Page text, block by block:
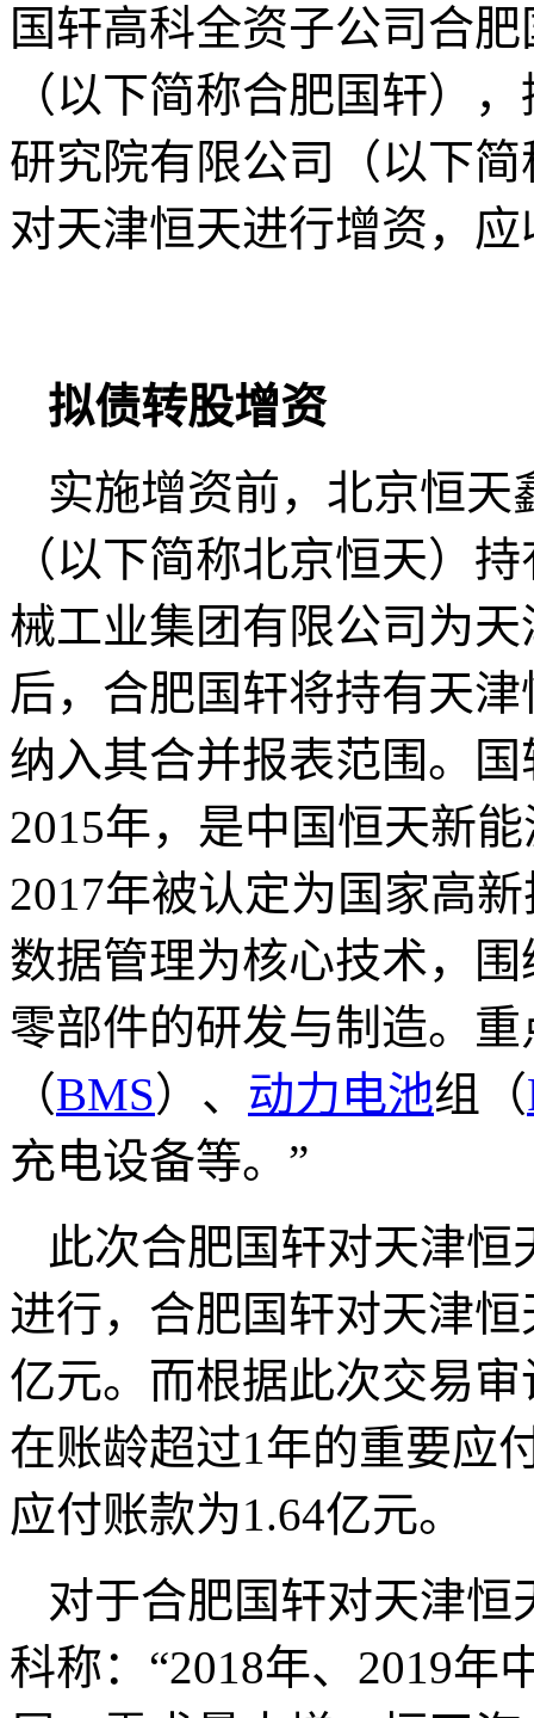
国轩高科全资子公司合
（以下简称合肥国轩）
研究院有限公司（以下
对天津恒天进行增资，
拟债转股增资
实施增资前，北京恒
（以下简称北京恒天）
械工业集团有限公司为
后，合肥国轩将持有天
纳入其合并报表范围。
2015年，是中国恒天新
2017年被认定为国家高
数据管理为核心技术，
零部件的研发与制造。
（BMS）、 动力电池组（
充电设备等。”
此次合肥国轩对天津
进行，合肥国轩对天津
亿元。而根据此次交易
在账龄超过1年的重要应
应付账款为1.64亿元。
对于合肥国轩对天津
科称：“2018年、2019年